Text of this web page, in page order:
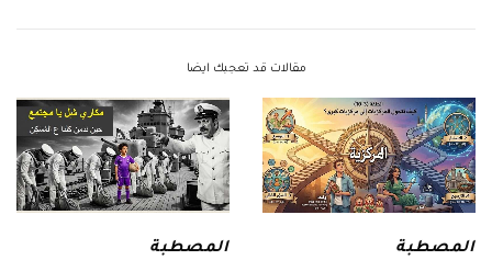
مقالات قد تعجبك ايضا
المصطبة المصطبة